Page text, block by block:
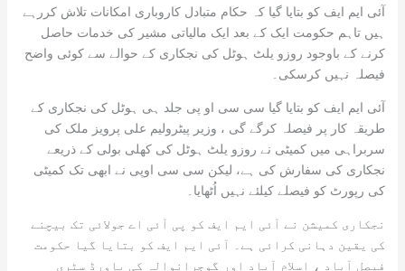
آئی ایم ایف کو بتایا گیا کہ حکام متبادل کاروباری امکانات تلاش کررہے
ہیں تاہم حکومت ایک کے بعد ایک مالیاتی مشیر کی خدمات حاصل
کرنے کے باوجود روزو یلٹ ہوٹل کی نجکاری کے حوالے سے کوئی واضح
فیصلہ نہیں کرسکی۔
آئی ایم ایف کو بتایا گیا سی سی او پی جلد ہی ہوٹل کی نجکاری کے
طریقہ کار پر فیصلہ کرگے گی ، وزیر پیٹرولیم علی پرویز ملک کی
سربراہی میں کمیٹی نے روزو یلٹ ہوٹل کی کھلی بولی کے ذریعے
نجکاری کی سفارش کی ہے، لیکن سی سی اوپی نے ابھی تک کمیٹی
کی رپورٹ کو فیصلے کیلئے نہیں اُٹھایا۔
نجکاری کمیشن نے آئی ایم ایف کو پی آئی اے جولائی تک بیچنے
کی یقین دہانی کرائی ہے۔ آئی ایم ایف کو بتایا گیا حکومت
فیصل آباد ، اسلام آباد اور گوجرانوالہ کی پاورڈ سٹری